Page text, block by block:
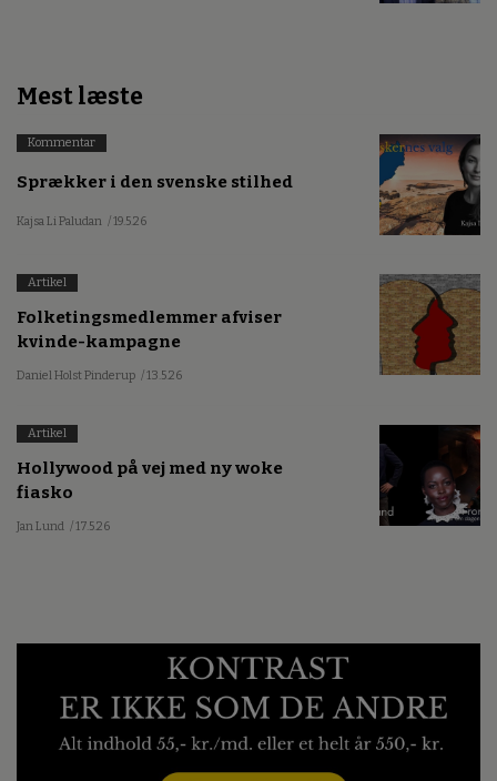
Mest læste
Kommentar
Sprækker i den svenske stilhed
Kajsa Li Paludan / 19.5.26
Artikel
Folketingsmedlemmer afviser
kvinde-kampagne
Daniel Holst Pinderup / 13.5.26
Artikel
Hollywood på vej med ny woke
fiasko
Jan Lund / 17.5.26